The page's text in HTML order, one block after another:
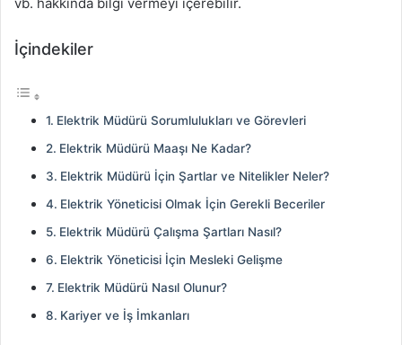
İçindekiler
Elektrik Müdürü Sorumlulukları ve Görevleri
Elektrik Müdürü Maaşı Ne Kadar?
Elektrik Müdürü İçin Şartlar ve Nitelikler Neler?
Elektrik Yöneticisi Olmak İçin Gerekli Beceriler
Elektrik Müdürü Çalışma Şartları Nasıl?
Elektrik Yöneticisi İçin Mesleki Gelişme
Elektrik Müdürü Nasıl Olunur?
Kariyer ve İş İmkanları